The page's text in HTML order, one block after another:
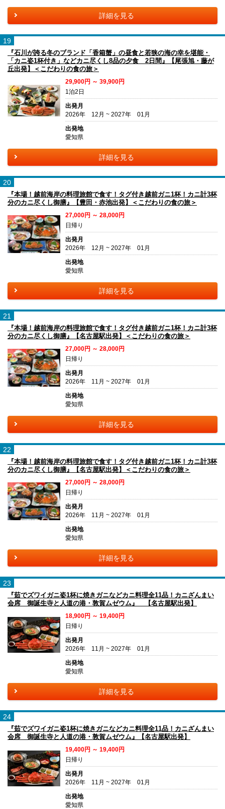
詳細を見る
19
『石川が誇る冬のブランド「香箱蟹」の昼食と若狭の海の幸を堪能・
「カニ姿1杯付き」などカニ尽くし8品の夕食 2日間』【尾張旭・藤が
丘出発】＜こだわりの食の旅＞
29,900円 ～ 39,900円
1泊2日
出発月
2026年 12月 ~ 2027年 01月
出発地
愛知県
詳細を見る
20
『本場！越前海岸の料理旅館で食す！タグ付き越前ガニ1杯！カニ計3杯
分のカニ尽くし御膳』【豊田・赤池出発】＜こだわりの食の旅＞
27,000円 ～ 28,000円
日帰り
出発月
2026年 12月 ~ 2027年 01月
出発地
愛知県
詳細を見る
21
『本場！越前海岸の料理旅館で食す！タグ付き越前ガニ1杯！カニ計3杯
分のカニ尽くし御膳』【名古屋駅出発】＜こだわりの食の旅＞
27,000円 ～ 28,000円
日帰り
出発月
2026年 11月 ~ 2027年 01月
出発地
愛知県
詳細を見る
22
『本場！越前海岸の料理旅館で食す！タグ付き越前ガニ1杯！カニ計3杯
分のカニ尽くし御膳』【名古屋駅出発】＜こだわりの食の旅＞
27,000円 ～ 28,000円
日帰り
出発月
2026年 11月 ~ 2027年 01月
出発地
愛知県
詳細を見る
23
『茹でズワイガニ姿1杯に焼きガニなどカニ料理全11品！カニざんまい
会席 御誕生寺と人道の港・敦賀ムゼウム』 【名古屋駅出発】
18,900円 ～ 19,400円
日帰り
出発月
2026年 11月 ~ 2027年 01月
出発地
愛知県
詳細を見る
24
『茹でズワイガニ姿1杯に焼きガニなどカニ料理全11品！カニざんまい
会席 御誕生寺と人道の港・敦賀ムゼウム』【名古屋駅出発】
19,400円 ～ 19,400円
日帰り
出発月
2026年 11月 ~ 2027年 01月
出発地
愛知県